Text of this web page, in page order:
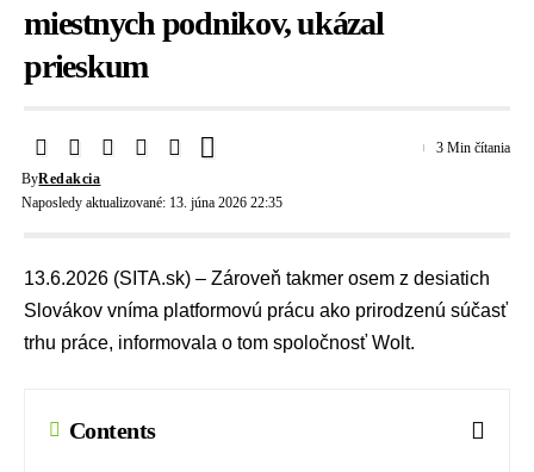
miestnych podnikov, ukázal
prieskum
Naposledy aktualizované: 13. júna 2026 22:35
ByRedakcia
3 Min čítania
13.6.2026 (SITA.sk) – Zároveň takmer osem z desiatich
Slovákov vníma platformovú prácu ako prirodzenú súčasť
trhu práce, informovala o tom spoločnosť Wolt.
Contents